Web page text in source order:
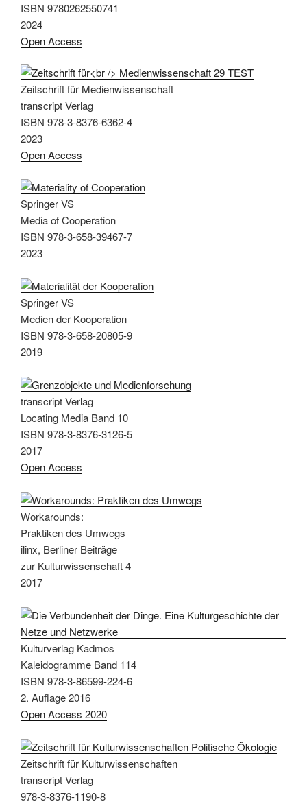
ISBN 9780262550741
2024
Open Access
Zeitschrift für Medienwissenschaft
transcript Verlag
ISBN 978-3-8376-6362-4
2023
Open Access
Springer VS
Media of Cooperation
ISBN 978-3-658-39467-7
2023
Springer VS
Medien der Kooperation
ISBN 978-3-658-20805-9
2019
transcript Verlag
Locating Media Band 10
ISBN 978-3-8376-3126-5
2017
Open Access
Workarounds:
Praktiken des Umwegs
ilinx, Berliner Beiträge
zur Kulturwissenschaft 4
2017
Kulturverlag Kadmos
Kaleidogramme Band 114
ISBN 978-3-86599-224-6
2. Auflage 2016
Open Access 2020
Zeitschrift für Kulturwissenschaften
transcript Verlag
978-3-8376-1190-8